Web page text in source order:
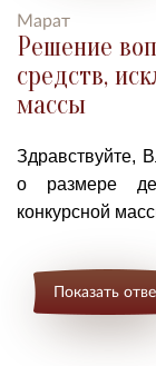
Марат
Решение
средств,
массы
Здравствуйте,
о размере
конкурсной
Показать